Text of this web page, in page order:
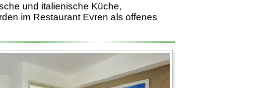
und italienische Küche,
im Restaurant Evren als offenes